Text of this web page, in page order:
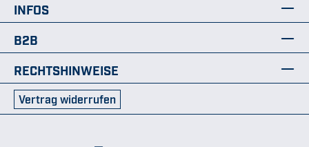
INFOS
B2B
RECHTSHINWEISE
Vertrag widerrufen